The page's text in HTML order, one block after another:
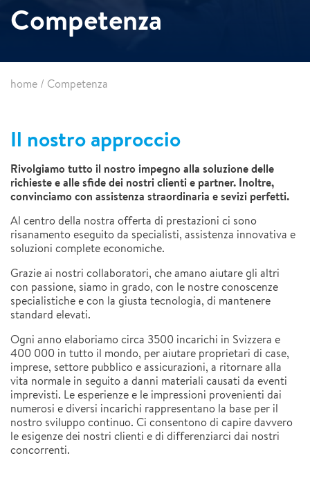
Competenza
home / Competenza
Il nostro approccio
Rivolgiamo tutto il nostro impegno alla soluzione delle
richieste e alle sfide dei nostri clienti e partner. Inoltre,
convinciamo con assistenza straordinaria e sevizi perfetti.
Al centro della nostra offerta di prestazioni ci sono
risanamento eseguito da specialisti, assistenza innovativa e
soluzioni complete economiche.
Grazie ai nostri collaboratori, che amano aiutare gli altri
con passione, siamo in grado, con le nostre conoscenze
specialistiche e con la giusta tecnologia, di mantenere
standard elevati.
Ogni anno elaboriamo circa 3500 incarichi in Svizzera e
400 000 in tutto il mondo, per aiutare proprietari di case,
imprese, settore pubblico e assicurazioni, a ritornare alla
vita normale in seguito a danni materiali causati da eventi
imprevisti. Le esperienze e le impressioni provenienti dai
numerosi e diversi incarichi rappresentano la base per il
nostro sviluppo continuo. Ci consentono di capire davvero
le esigenze dei nostri clienti e di differenziarci dai nostri
concorrenti.